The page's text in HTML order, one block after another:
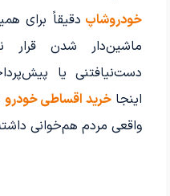
خودروشاپ دقیقاً برای
ماشین‌دار شدن قرار
دست‌نیافتنی یا
اینجاخرید اقساطی خودرو
واقعی مردم هم‌خوانی